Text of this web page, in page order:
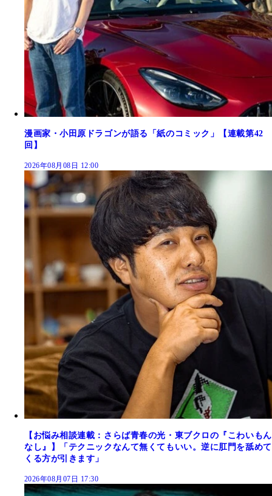
漫画家・小田原ドラゴンが語る「紙のコミック」【連載第42
回】
2026年08月08日 12:00
【お悩み相談連載：さらば青春の光・東ブクロの『こわいもん
なし』】「テクニックなんて無くてもいい。逆に肛門を舐めて
くる方が引きます」
2026年08月07日 17:30